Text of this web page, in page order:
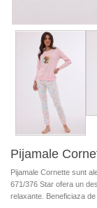
Pijamale
Pijamale Cornette sunt
671/376 Star ofera un
relaxante. Beneficiaza